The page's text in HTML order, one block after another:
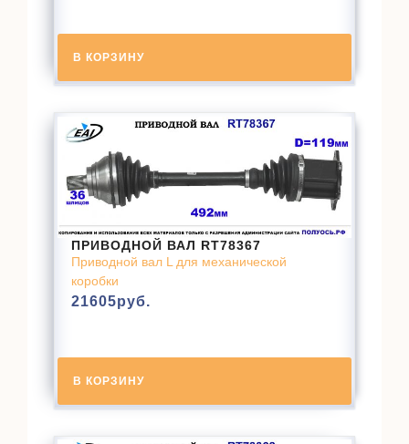
В КОРЗИНУ
ПРИВОДНОЙ ВАЛ RT78367
Приводной вал L для механической
коробки
21605руб.
В КОРЗИНУ